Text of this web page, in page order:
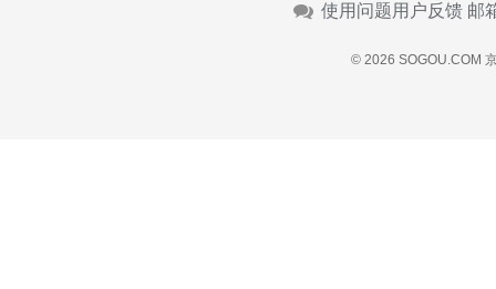
使用问题用户反馈 邮
© 2026 SOGOU.COM